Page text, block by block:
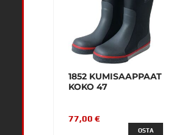
1852 KUMISAAPPAAT
KOKO 47
77,00 €
OSTA